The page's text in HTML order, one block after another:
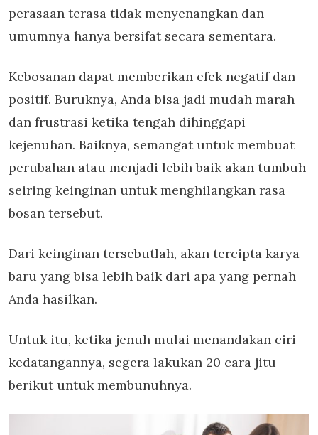
perasaan terasa tidak menyenangkan dan
umumnya hanya bersifat secara sementara.
Kebosanan dapat memberikan efek negatif dan
positif. Buruknya, Anda bisa jadi mudah marah
dan frustrasi ketika tengah dihinggapi
kejenuhan. Baiknya, semangat untuk membuat
perubahan atau menjadi lebih baik akan tumbuh
seiring keinginan untuk menghilangkan rasa
bosan tersebut.
Dari keinginan tersebutlah, akan tercipta karya
baru yang bisa lebih baik dari apa yang pernah
Anda hasilkan.
Untuk itu, ketika jenuh mulai menandakan ciri
kedatangannya, segera lakukan 20 cara jitu
berikut untuk membunuhnya.